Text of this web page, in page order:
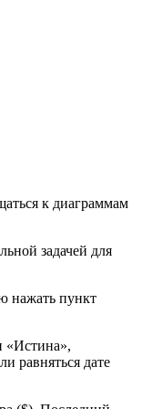
к диаграммам
задачей для
нажать пункт
«Истина»,
равняться дате